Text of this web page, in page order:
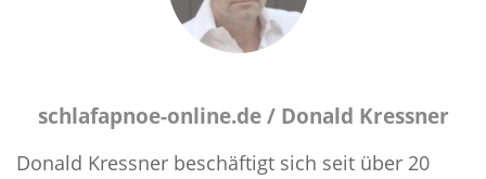
schlafapnoe-online.de / Donald Kressner
Donald Kressner beschäftigt sich seit über 20